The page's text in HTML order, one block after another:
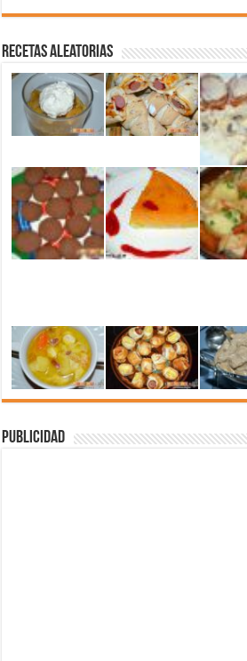
Recetas aleatorias
Publicidad